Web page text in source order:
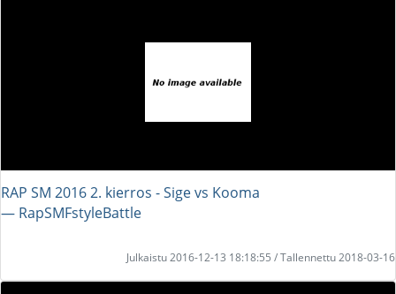
RAP SM 2016 2. kierros - Sige vs Kooma
― RapSMFstyleBattle
Julkaistu 2016-12-13 18:18:55 / Tallennettu 2018-03-16